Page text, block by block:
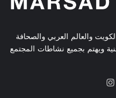
والعالم العربي والصحافة
ويهتم بجميع نشاطات المجتمع